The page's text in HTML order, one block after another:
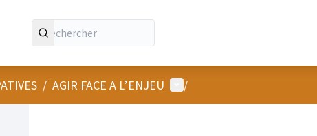
/ AGIR FACE A L’ENJEU Menu utilisateur
/